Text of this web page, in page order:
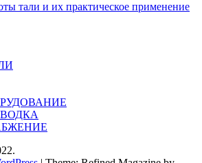
тали и их практическое применение